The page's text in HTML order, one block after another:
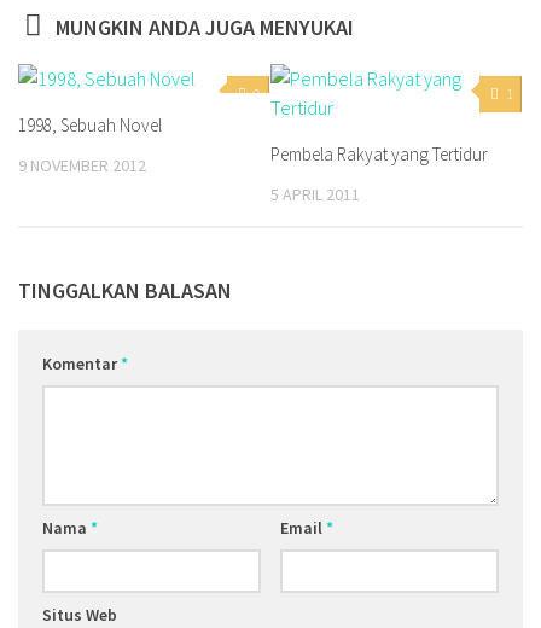
MUNGKIN ANDA JUGA MENYUKAI
0
1998, Sebuah Novel
9 NOVEMBER 2012
1
Pembela Rakyat yang Tertidur
5 APRIL 2011
TINGGALKAN BALASAN
Komentar*
Nama * Email*
Situs Web